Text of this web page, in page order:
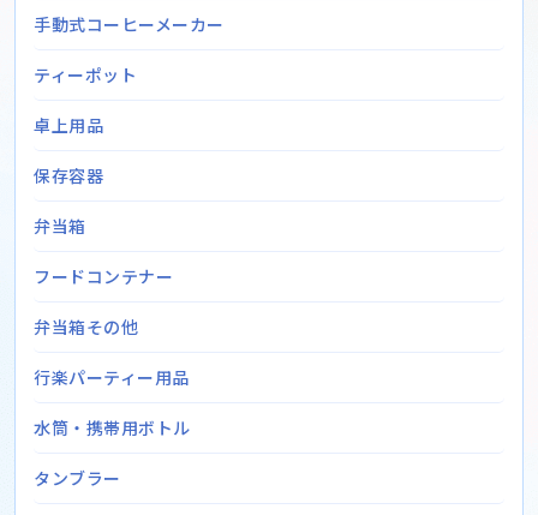
手動式コーヒーメーカー
ティーポット
卓上用品
保存容器
弁当箱
フードコンテナー
弁当箱その他
行楽パーティー用品
水筒・携帯用ボトル
タンブラー